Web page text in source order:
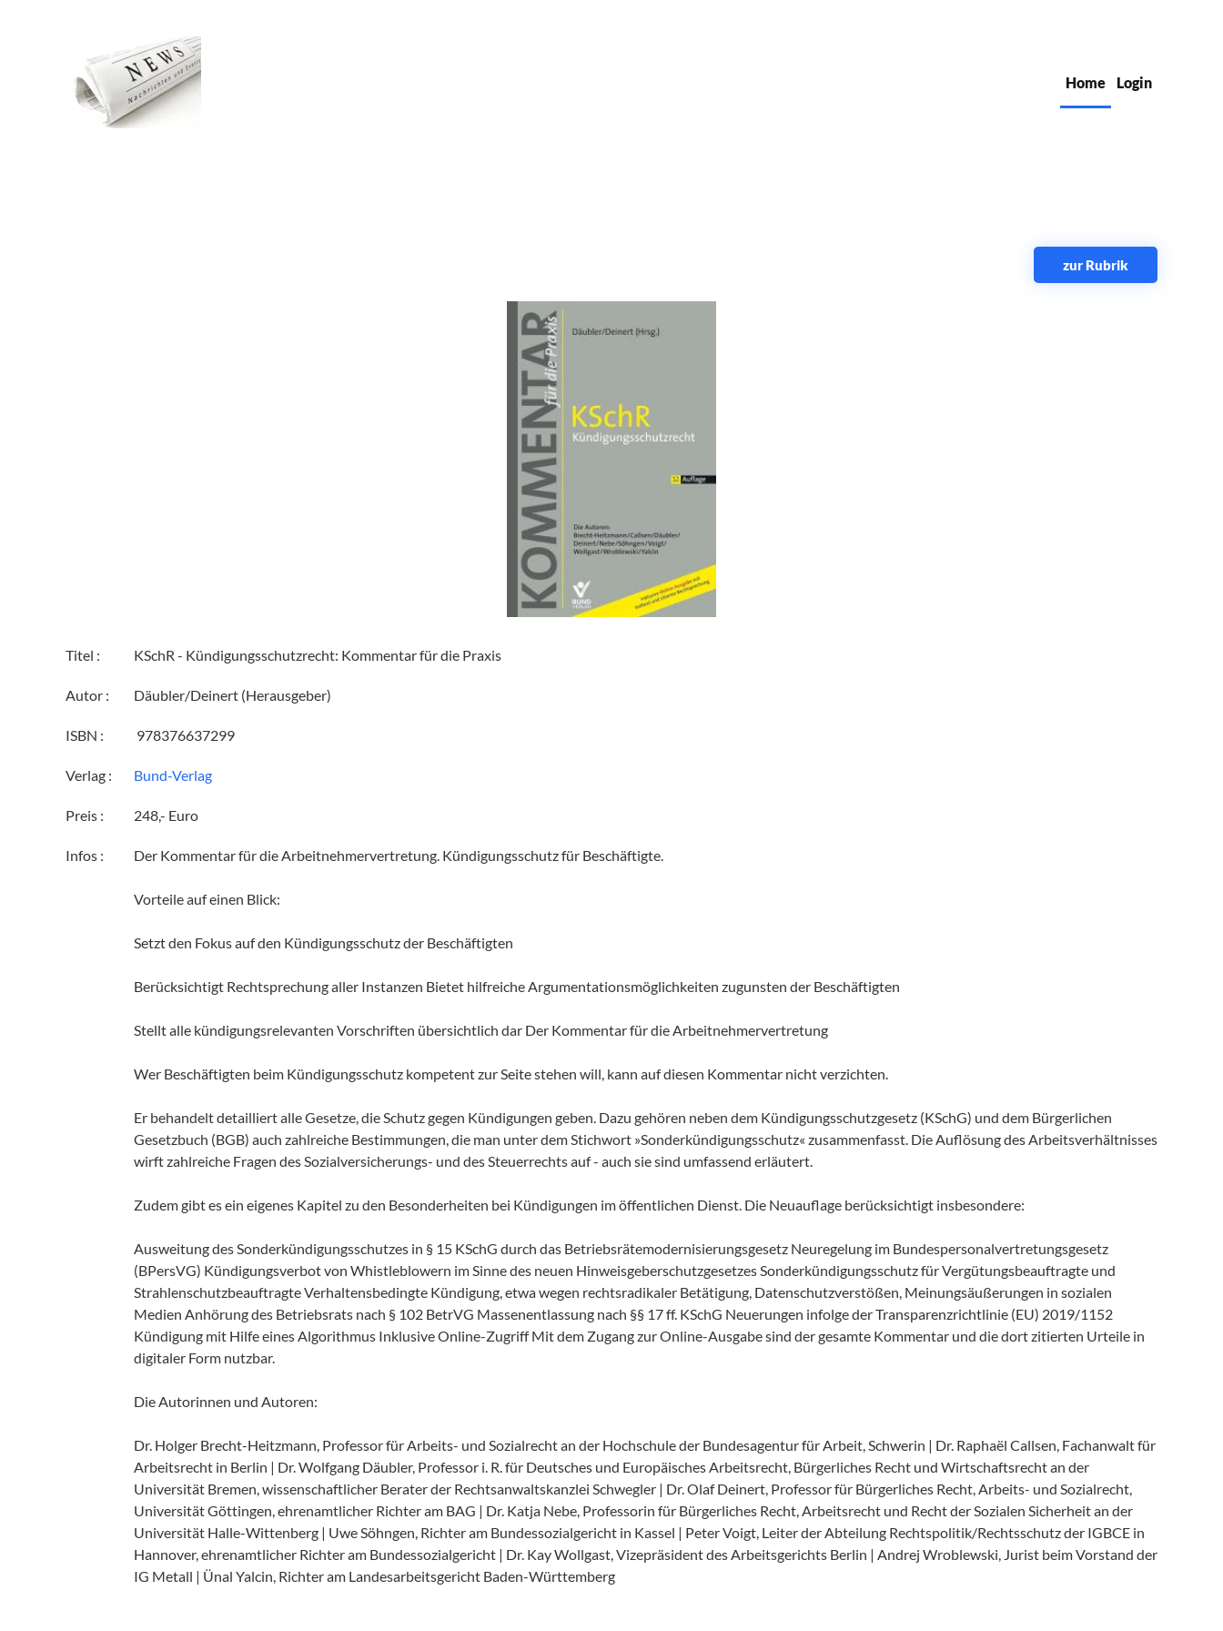
Zum Hauptinhalt springen
Home
Login
zur Rubrik
Titel : KSchR - Kündigungsschutzrecht: Kommentar für die Praxis
Autor : Däubler/Deinert (Herausgeber)
ISBN : ‎ 978376637299
Verlag : Bund-Verlag
Preis : 248,- Euro
Infos : Der Kommentar für die Arbeitnehmervertretung. Kündigungsschutz für Beschäftigte.
Vorteile auf einen Blick:
Setzt den Fokus auf den Kündigungsschutz der Beschäftigten
Berücksichtigt Rechtsprechung aller Instanzen Bietet hilfreiche Argumentationsmöglichkeiten zugunsten der Beschäftigten
Stellt alle kündigungsrelevanten Vorschriften übersichtlich dar Der Kommentar für die Arbeitnehmervertretung
Wer Beschäftigten beim Kündigungsschutz kompetent zur Seite stehen will, kann auf diesen Kommentar nicht verzichten.
Er behandelt detailliert alle Gesetze, die Schutz gegen Kündigungen geben. Dazu gehören neben dem Kündigungsschutzgesetz (KSchG) und dem Bürgerlichen
Gesetzbuch (BGB) auch zahlreiche Bestimmungen, die man unter dem Stichwort »Sonderkündigungsschutz« zusammenfasst. Die Auflösung des Arbeitsverhältnisses
wirft zahlreiche Fragen des Sozialversicherungs- und des Steuerrechts auf - auch sie sind umfassend erläutert.
Zudem gibt es ein eigenes Kapitel zu den Besonderheiten bei Kündigungen im öffentlichen Dienst. Die Neuauflage berücksichtigt insbesondere:
Ausweitung des Sonderkündigungsschutzes in § 15 KSchG durch das Betriebsrätemodernisierungsgesetz Neuregelung im Bundespersonalvertretungsgesetz
(BPersVG) Kündigungsverbot von Whistleblowern im Sinne des neuen Hinweisgeberschutzgesetzes Sonderkündigungsschutz für Vergütungsbeauftragte und
Strahlenschutzbeauftragte Verhaltensbedingte Kündigung, etwa wegen rechtsradikaler Betätigung, Datenschutzverstößen, Meinungsäußerungen in sozialen
Medien Anhörung des Betriebsrats nach § 102 BetrVG Massenentlassung nach §§ 17 ff. KSchG Neuerungen infolge der Transparenzrichtlinie (EU) 2019/1152
Kündigung mit Hilfe eines Algorithmus Inklusive Online-Zugriff Mit dem Zugang zur Online-Ausgabe sind der gesamte Kommentar und die dort zitierten Urteile in
digitaler Form nutzbar.
Die Autorinnen und Autoren:
Dr. Holger Brecht-Heitzmann, Professor für Arbeits- und Sozialrecht an der Hochschule der Bundesagentur für Arbeit, Schwerin | Dr. Raphaël Callsen, Fachanwalt für
Arbeitsrecht in Berlin | Dr. Wolfgang Däubler, Professor i. R. für Deutsches und Europäisches Arbeitsrecht, Bürgerliches Recht und Wirtschaftsrecht an der
Universität Bremen, wissenschaftlicher Berater der Rechtsanwaltskanzlei Schwegler | Dr. Olaf Deinert, Professor für Bürgerliches Recht, Arbeits- und Sozialrecht,
Universität Göttingen, ehrenamtlicher Richter am BAG | Dr. Katja Nebe, Professorin für Bürgerliches Recht, Arbeitsrecht und Recht der Sozialen Sicherheit an der
Universität Halle-Wittenberg | Uwe Söhngen, Richter am Bundessozialgericht in Kassel | Peter Voigt, Leiter der Abteilung Rechtspolitik/Rechtsschutz der IGBCE in
Hannover, ehrenamtlicher Richter am Bundessozialgericht | Dr. Kay Wollgast, Vizepräsident des Arbeitsgerichts Berlin | Andrej Wroblewski, Jurist beim Vorstand der
IG Metall | Ünal Yalcin, Richter am Landesarbeitsgericht Baden-Württemberg